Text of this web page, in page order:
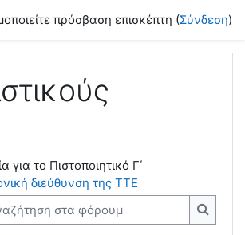
πρόσβαση επισκέπτη (Σύνδεση)
για το Πιστοποιητικό Γ΄
διεύθυνση της ΤΤΕ
στα φόρουμ